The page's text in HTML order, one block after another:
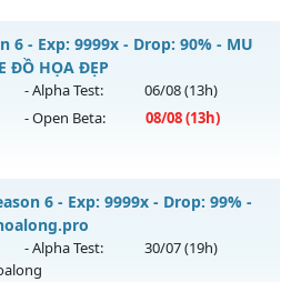
6 - Exp: 9999x - Drop: 90% - MU
ĐỒ HỌA ĐẸP
- Alpha Test: 06/08(13h)
- Open Beta: 08/08(13h)
CÀY CUỐC FREE ĐỒ HỌA ĐẸP
- Mở máy chủ
6 - Exp: 9999x - Drop: 99% -
- Alpha Test: 30/07(19h)